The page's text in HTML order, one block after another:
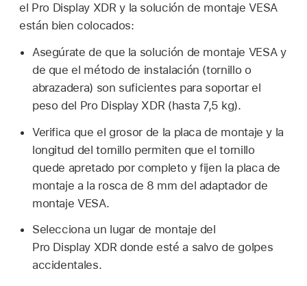
el Pro Display XDR y la solución de montaje VESA
están bien colocados:
Asegúrate de que la solución de montaje VESA y
de que el método de instalación (tornillo o
abrazadera) son suficientes para soportar el
peso del Pro Display XDR (hasta 7,5 kg).
Verifica que el grosor de la placa de montaje y la
longitud del tornillo permiten que el tornillo
quede apretado por completo y fijen la placa de
montaje a la rosca de 8 mm del adaptador de
montaje VESA.
Selecciona un lugar de montaje del
Pro Display XDR donde esté a salvo de golpes
accidentales.